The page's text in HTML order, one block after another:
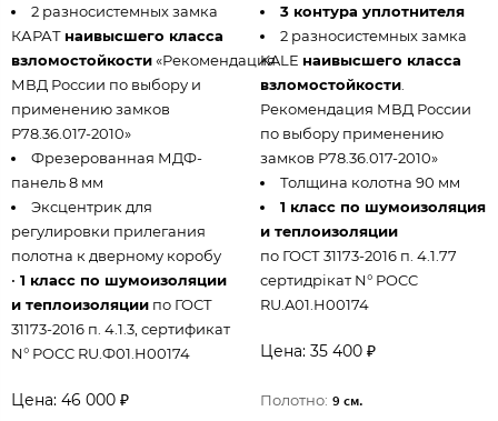
2 разносистемных замка
КАРАТ наивысшего класса
взломостойкости«Рекомендация
МВД России по выбору и
применению замков
Р78.36.017-2010»
Фрезерованная МДФ-
панель 8 мм
Эксцентрик для
регулировки прилегания
полотна к дверному коробу
• 1 класс по шумоизоляции
и теплоизоляции по ГОСТ
31173-2016 п. 4.1.3, сертификат
N° POCC RU.Ф01.H00174
Цена: 46 000 ₽
3 контура уплотнителя
2 разносистемных замка
KALE наивысшего класса
взломостойкости
Рекомендация МВД России
по выбору применению
замков Р78.36.017-2010»
Толщина колотна 90 мм
1 класс по шумоизоляция
и теплоизоляции
по ГОСТ 31173-2016 п. 4.1.77
сертидрікат N° POCC
RU.A01.H00174
Цена: 35 400 ₽
Полотно: 9 см.